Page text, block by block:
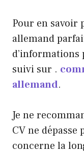
Pour en savoir
allemand
suivi sur .
allemand.
Je ne
CV ne dépasse
concerne la